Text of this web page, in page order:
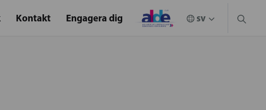
Kontakt Engagera dig